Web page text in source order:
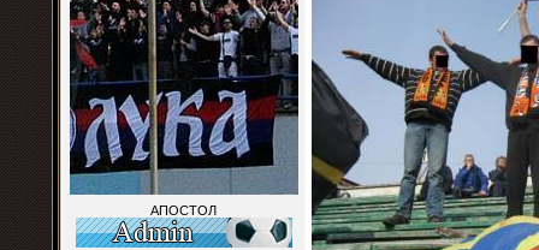
АПОСТОЛ